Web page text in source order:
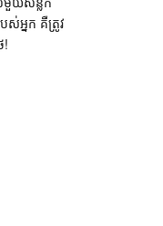
ស់អ្នក គឺត្រូវ
!